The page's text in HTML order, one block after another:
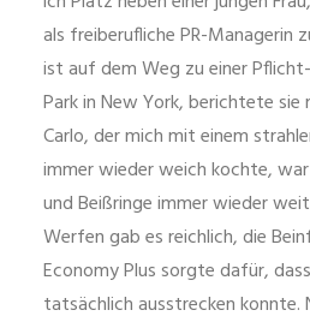
als freiberufliche PR-Managerin
ist auf dem Weg zu einer
Park in New York, berichtete sie
Carlo, der mich mit einem
immer wieder weich kochte,
und Beißringe immer wieder
Werfen gab es reichlich, die
Economy Plus sorgte dafür,
tatsächlich ausstrecken konnte.